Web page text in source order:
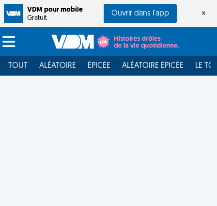
VDM pour mobile
Gratuit
Ouvrir dans l'app ×
TOUT ALÉATOIRE ÉPICÉE ALÉATOIRE ÉPICÉE LE